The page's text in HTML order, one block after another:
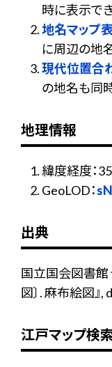
時に表示でき
地名マップ
に周辺の地
現代位置合
の地名も同
地理情報
緯度経度：
GeoLOD：
出典
国立国会図書館
図〕. 麻布絵図』,
江戸マップ検